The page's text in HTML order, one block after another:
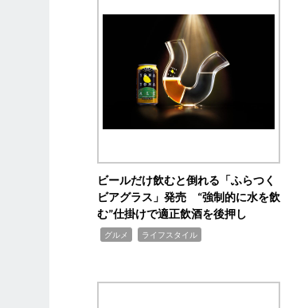
ビールだけ飲むと倒れる「ふらつく
ビアグラス」発売 “強制的に水を飲
む”仕掛けで適正飲酒を後押し
グルメ ライフスタイル